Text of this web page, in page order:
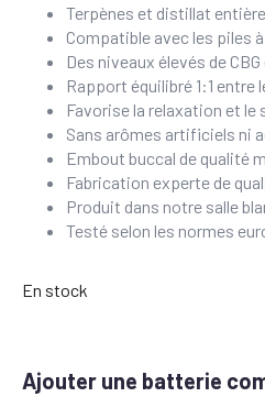
Terpènes et distillat
Compatible avec les piles
Des niveaux élevés de CBG
Rapport équilibré 1:1 entre
Favorise la relaxation et le
Sans arômes artificiels ni
Embout buccal de qualité
Fabrication experte de
Produit dans notre salle
Testé selon les normes
En stock
Ajouter une batterie